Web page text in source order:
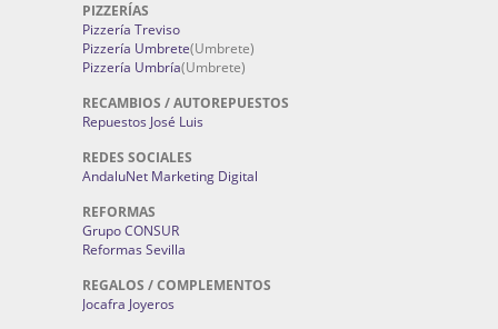
PIZZERÍAS
Pizzería Treviso
Pizzería Umbrete(Umbrete)
Pizzería Umbría(Umbrete)
RECAMBIOS / AUTOREPUESTOS
Repuestos José Luis
REDES SOCIALES
AndaluNet Marketing Digital
REFORMAS
Grupo CONSUR
Reformas Sevilla
REGALOS / COMPLEMENTOS
Jocafra Joyeros